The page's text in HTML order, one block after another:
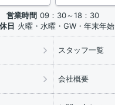
営業時間 09：30～18：30
日 火曜・水曜・GW・年末年始
スタッフ一覧
会社概要